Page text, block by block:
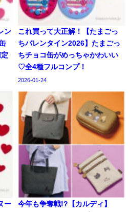
ン
これ買って大正解！【たまごっ
ちバレンタイン2026】たまごっ
ちチョコ缶がめっちゃかわいい
♡全4種フルコンプ！
2026-01-24
ー
今年も争奪戦!?【カルディ】